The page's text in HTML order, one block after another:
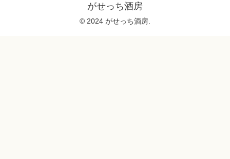
がせっち酒房
© 2024 がせっち酒房.